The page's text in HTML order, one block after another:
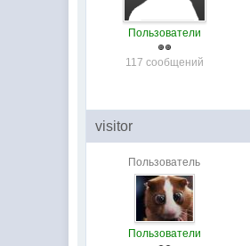
Пользователи
117 сообщений
visitor
Пользователь
Пользователи